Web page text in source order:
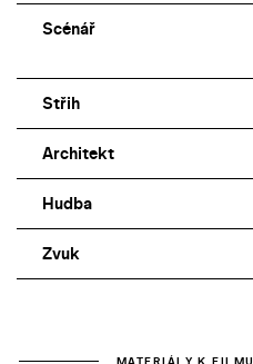
Scénář
Střih
Architekt
Hudba
Zvuk
MATERIÁLY K FILMU